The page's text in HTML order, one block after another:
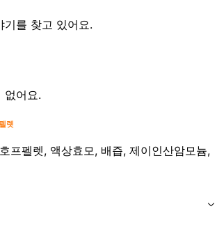
기를 찾고 있어요.
없어요.
렛
프펠렛, 액상효모, 배즙, 제이인산암모늄,